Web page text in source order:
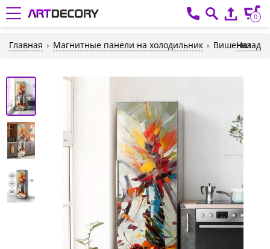
0
Главная Магнитные панели на холодильник Вишенки